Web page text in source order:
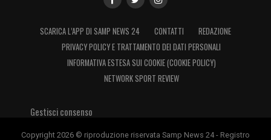
SCARICA L’APP DI SAMP NEWS 24 CONTATTI
REDAZIONE
PRIVACY POLICY E TRATTAMENTO DEI DATI PERSONALI
INFORMATIVA ESTESA SUI COOKIE (COOKIE POLICY)
NETWORK SPORT REVIEW
Gestisci consenso
Copyright 2026 © riproduzione riservata Samp News 24 - Registro